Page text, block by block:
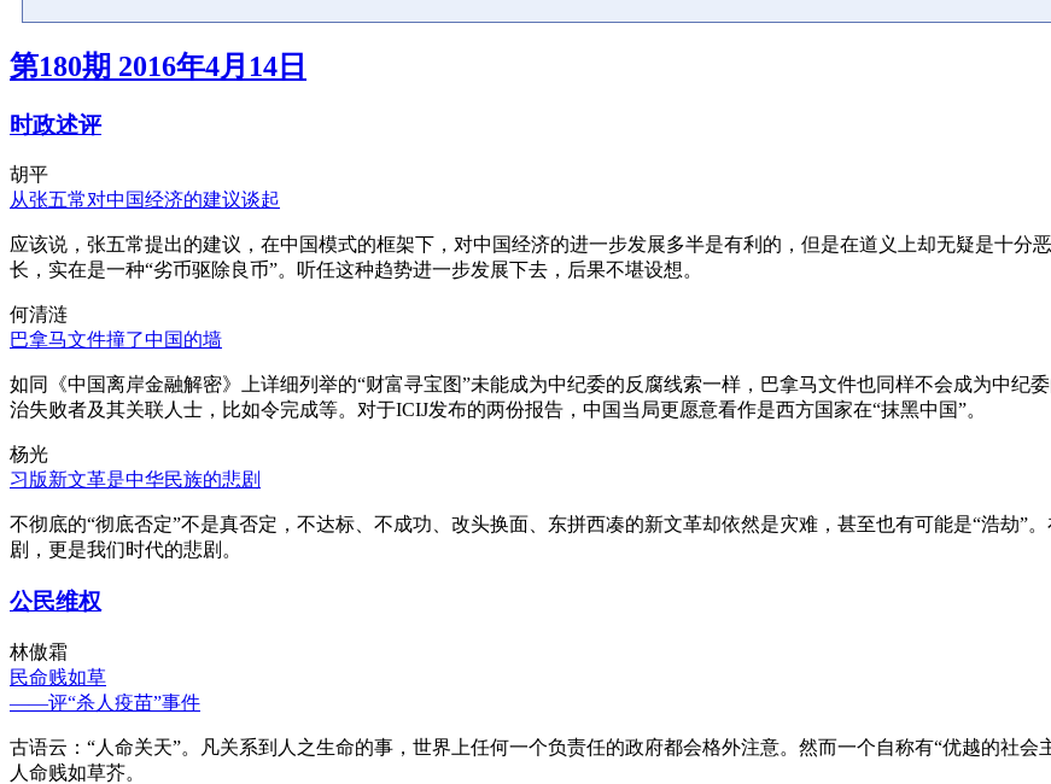
第180期 2016年4月14日
时政述评
胡平
从张五常对中国经济的建议谈起
应该说，张五常提出的建议，在中国模式的框架下，对中国经济的进一步发展多半是有利的，但是在道义上却无疑是十分
长，实在是一种“劣币驱除良币”。听任这种趋势进一步发展下去，后果不堪设想。
何清涟
巴拿马文件撞了中国的墙
如同《中国离岸金融解密》上详细列举的“财富寻宝图”未能成为中纪委的反腐线索一样，巴拿马文件也同样不会成为中纪
治失败者及其关联人士，比如令完成等。对于ICIJ发布的两份报告，中国当局更愿意看作是西方国家在“抹黑中国”。
杨光
习版新文革是中华民族的悲剧
不彻底的“彻底否定”不是真否定，不达标、不成功、改头换面、东拼西凑的新文革却依然是灾难，甚至也有可能是“浩劫”
剧，更是我们时代的悲剧。
公民维权
林傲霜
民命贱如草
——评“杀人疫苗”事件
古语云：“人命关天”。凡关系到人之生命的事，世界上任何一个负责任的政府都会格外注意。然而一个自称有“优越的社
人命贱如草芥。